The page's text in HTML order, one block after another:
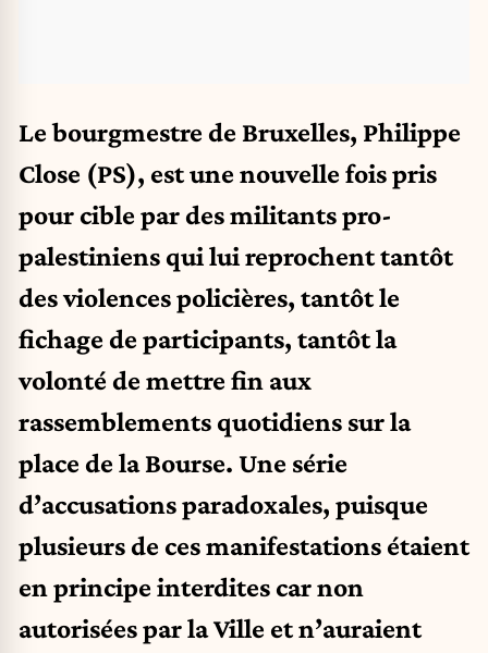
Le bourgmestre de Bruxelles, Philippe
Close (PS), est une nouvelle fois pris
pour cible par des militants pro-
palestiniens qui lui reprochent tantôt
des violences policières, tantôt le
fichage de participants, tantôt la
volonté de mettre fin aux
rassemblements quotidiens sur la
place de la Bourse. Une série
d’accusations paradoxales, puisque
plusieurs de ces manifestations étaient
en principe interdites car non
autorisées par la Ville et n’auraient